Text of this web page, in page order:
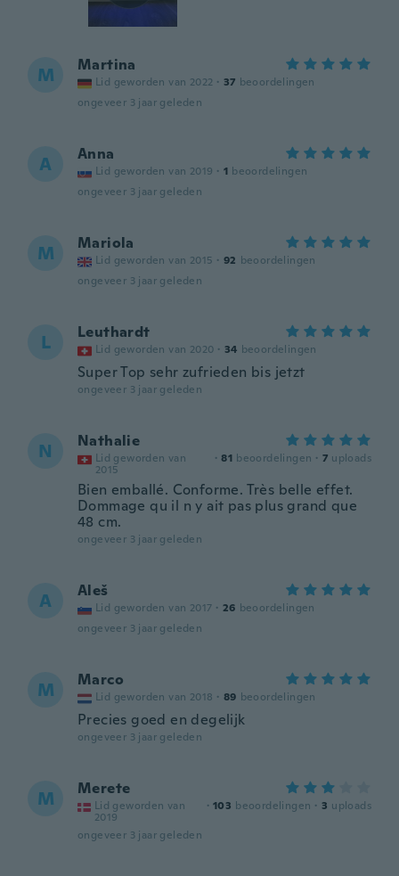
M Martina
Lid geworden van 2022 · 37 beoordelingen
ongeveer 3 jaar geleden
A Anna
Lid geworden van 2019 · 1 beoordelingen
ongeveer 3 jaar geleden
M Mariola
Lid geworden van 2015 · 92 beoordelingen
ongeveer 3 jaar geleden
L Leuthardt
Lid geworden van 2020 · 34 beoordelingen
Super Top sehr zufrieden bis jetzt
ongeveer 3 jaar geleden
N Nathalie
Lid geworden van
2015
· 81 beoordelingen · 7 uploads
Bien emballé. Conforme. Très belle effet.
Dommage qu il n y ait pas plus grand que
48 cm.
ongeveer 3 jaar geleden
A Aleš
Lid geworden van 2017 · 26 beoordelingen
ongeveer 3 jaar geleden
M Marco
Lid geworden van 2018 · 89 beoordelingen
Precies goed en degelijk
ongeveer 3 jaar geleden
M Merete
Lid geworden van
2019
· 103 beoordelingen · 3 uploads
ongeveer 3 jaar geleden